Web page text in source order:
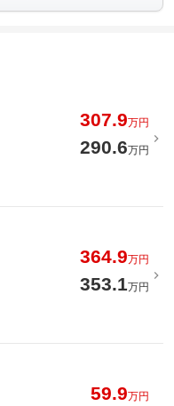
307.9万円
290.6万円
364.9万円
353.1万円
59.9万円